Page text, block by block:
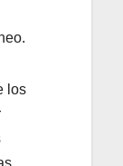
los